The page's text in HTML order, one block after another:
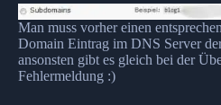
Man muss vorher einen
Domain Eintrag im DNS Server
ansonsten gibt es gleich bei der
Fehlermeldung :)